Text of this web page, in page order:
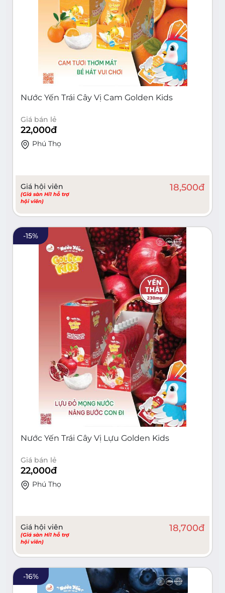
Nước Yến Trái Cây Vị Cam Golden Kids
Giá bán lẻ
22,000đ
Phú Thọ
Giá hội viên
(Giá sàn Hi1 hỗ trợ
hội viên)
18,500đ
-15%
Nước Yến Trái Cây Vị Lựu Golden Kids
Giá bán lẻ
22,000đ
Phú Thọ
Giá hội viên
(Giá sàn Hi1 hỗ trợ
hội viên)
18,700đ
-16%